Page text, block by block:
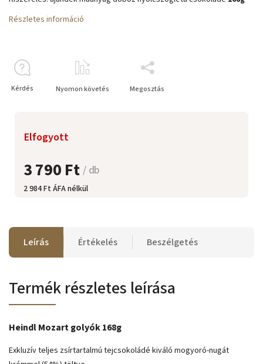
3 790 Ft/ db
2 984 Ft ÁFA nélkül
Elfogyott
Részletes információ
Kérdés Nyomon követés Megosztás
Leírás Értékelés Beszélgetés
Termék részletes leírása
Heindl Mozart golyók 168g
Exkluzív teljes zsírtartalmú tejcsokoládé kiváló mogyoró-nugát